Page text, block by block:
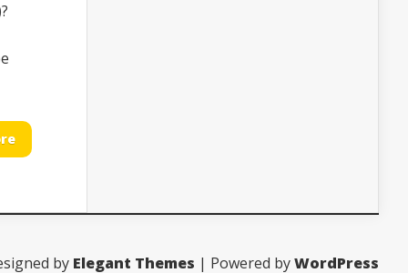
by Elegant Themes | Powered byWordPress